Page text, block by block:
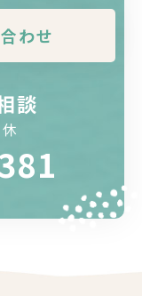
わせ
談